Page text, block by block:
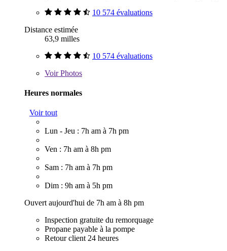
10 574 évaluations
Distance estimée
63,9 milles
10 574 évaluations
VoirPhotos
Heures normales
Voir tout
Lun - Jeu : 7h am à 7h pm
Ven : 7h am à 8h pm
Sam : 7h am à 7h pm
Dim : 9h am à 5h pm
Ouvert aujourd'hui de 7h am à 8h pm
Inspection gratuite du remorquage
Propane payable à la pompe
Retour client 24 heures